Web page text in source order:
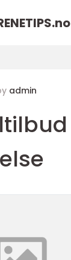
no
admin